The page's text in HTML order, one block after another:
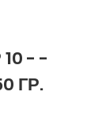
- -
ГР.